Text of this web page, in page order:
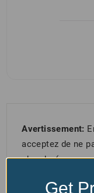
Avertissement:
acceptez de ne
chaud » (par
mauvaise
Get